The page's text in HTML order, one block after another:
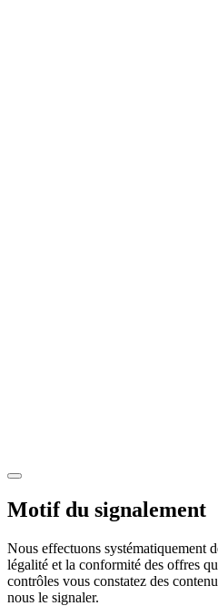
Motif du signalement
Nous effectuons systématiquement
légalité et la conformité des offres
contrôles vous constatez des
nous le signaler.